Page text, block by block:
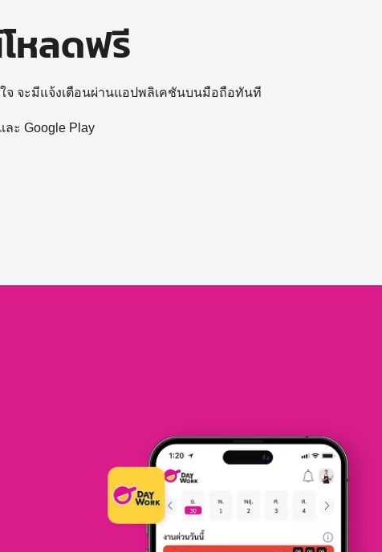
หลดฟรี
จ จะมีแจ้งเตือนผ่านแอปพลิเคชันบนมือถือทันที
ะ Google Play